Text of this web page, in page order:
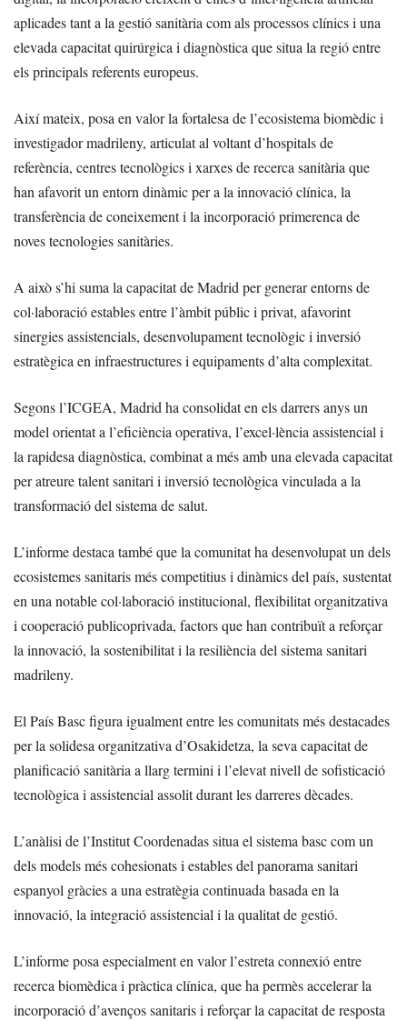
aplicades tant a la gestió sanitària com als processos clínics i una
elevada capacitat quirúrgica i diagnòstica que situa la regió entre
els principals referents europeus.
Així mateix, posa en valor la fortalesa de l’ecosistema biomèdic i
investigador madrileny, articulat al voltant d’hospitals de
referència, centres tecnològics i xarxes de recerca sanitària que
han afavorit un entorn dinàmic per a la innovació clínica, la
transferència de coneixement i la incorporació primerenca de
noves tecnologies sanitàries.
A això s’hi suma la capacitat de Madrid per generar entorns de
col·laboració estables entre l’àmbit públic i privat, afavorint
sinergies assistencials, desenvolupament tecnològic i inversió
estratègica en infraestructures i equipaments d’alta complexitat.
Segons l’ICGEA, Madrid ha consolidat en els darrers anys un
model orientat a l’eficiència operativa, l’excel·lència assistencial i
la rapidesa diagnòstica, combinat a més amb una elevada capacitat
per atreure talent sanitari i inversió tecnològica vinculada a la
transformació del sistema de salut.
L’informe destaca també que la comunitat ha desenvolupat un dels
ecosistemes sanitaris més competitius i dinàmics del país, sustentat
en una notable col·laboració institucional, flexibilitat organitzativa
i cooperació publicoprivada, factors que han contribuït a reforçar
la innovació, la sostenibilitat i la resiliència del sistema sanitari
madrileny.
El País Basc figura igualment entre les comunitats més destacades
per la solidesa organitzativa d’Osakidetza, la seva capacitat de
planificació sanitària a llarg termini i l’elevat nivell de sofisticació
tecnològica i assistencial assolit durant les darreres dècades.
L’anàlisi de l’Institut Coordenadas situa el sistema basc com un
dels models més cohesionats i estables del panorama sanitari
espanyol gràcies a una estratègia continuada basada en la
innovació, la integració assistencial i la qualitat de gestió.
L’informe posa especialment en valor l’estreta connexió entre
recerca biomèdica i pràctica clínica, que ha permès accelerar la
incorporació d’avenços sanitaris i reforçar la capacitat de resposta